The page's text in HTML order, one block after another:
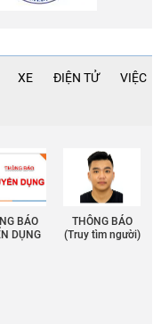
XE ĐIỆN TỬ VIỆC
BÁO
DỤNG
THÔNG BÁO
(Truy tìm người)